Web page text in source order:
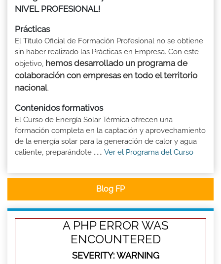
NIVEL PROFESIONAL!
Prácticas
El Título Oficial de Formación Profesional no se obtiene
sin haber realizado las Prácticas en Empresa. Con este
objetivo, hemos desarrollado un programa de
colaboración con empresas en todo el territorio
nacional.
Contenidos formativos
El Curso de Energía Solar Térmica ofrecen una
formación completa en la captación y aprovechamiento
de la energía solar para la generación de calor y agua
caliente, preparándote ...... Ver el Programa del Curso
Blog FP
A PHP ERROR WAS
ENCOUNTERED
SEVERITY: WARNING